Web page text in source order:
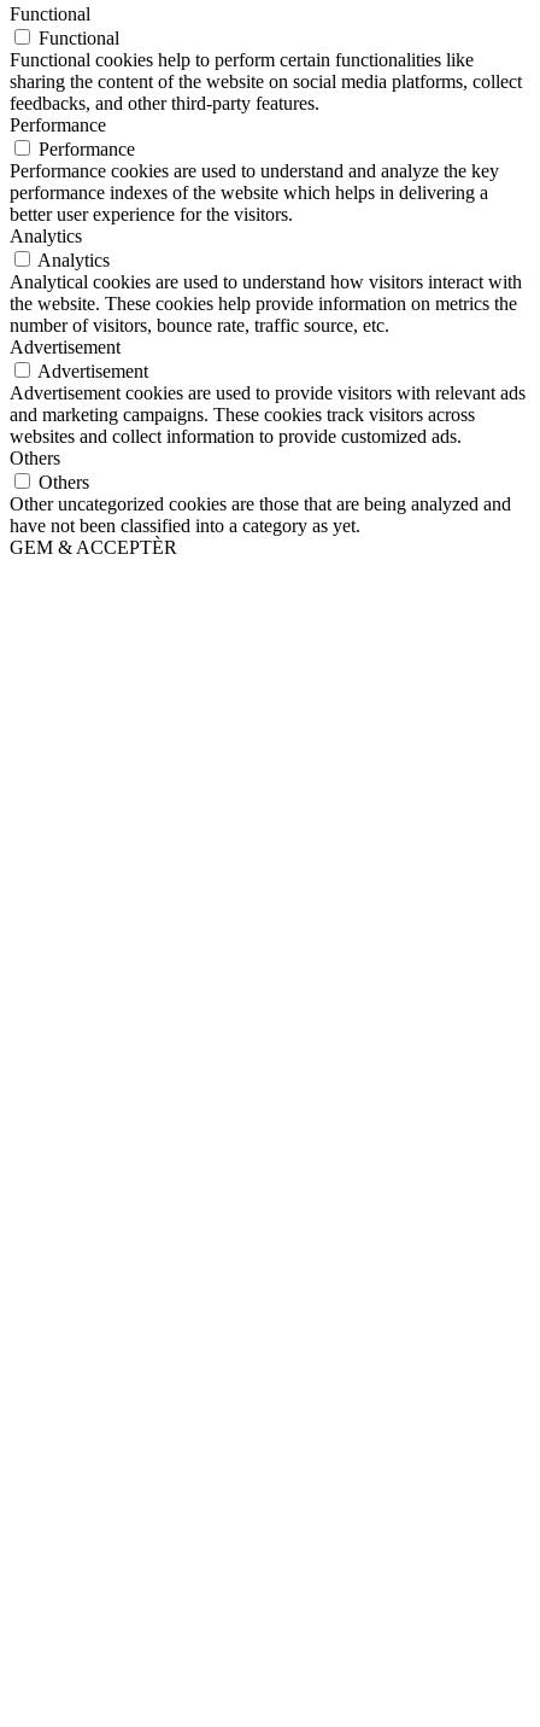
Functional
Functional
Functional cookies help to perform certain functionalities like
sharing the content of the website on social media platforms, collect
feedbacks, and other third-party features.
Performance
Performance
Performance cookies are used to understand and analyze the key
performance indexes of the website which helps in delivering a
better user experience for the visitors.
Analytics
Analytics
Analytical cookies are used to understand how visitors interact with
the website. These cookies help provide information on metrics the
number of visitors, bounce rate, traffic source, etc.
Advertisement
Advertisement
Advertisement cookies are used to provide visitors with relevant ads
and marketing campaigns. These cookies track visitors across
websites and collect information to provide customized ads.
Others
Others
Other uncategorized cookies are those that are being analyzed and
have not been classified into a category as yet.
GEM & ACCEPTÈR